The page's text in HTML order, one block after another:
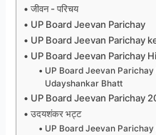
जीवन - परिचय
UP Board Jeevan Parichay
UP Board Jeevan Parichay
UP Board Jeevan Parichay
UP Board Jeevan
Udayshankar Bhatt
UP Board Jeevan Parichay
उदयशंकर भट्ट
UP Board Jeevan